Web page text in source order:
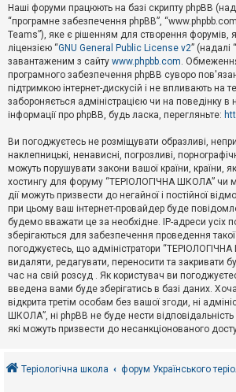
м
и
б
е
з
в
і
д
п
о
в
д
й
А
к
т
и
в
н
т
е
м
и
о
Наші форуми працюють на базі скрипту phpBB
“програмне забезпечення phpBB”,
Teams”), яке є рішенням для створення форумів,
ліцензією “GNU General Public License v2” (надалі
завантаженим з сайту www.phpbb.com. Обмеження
програмного забезпечення phpBB суворо
підтримкою інтернет-дискусій і не впливають на
забороняється адміністрацією чи на поведінку в
інформації про phpBB, будь ласка, перегляньте:
Ви погоджуєтесь не розміщувати образливі,
наклепницькі, ненависні, погрозливі,
можуть порушувати закони вашої країни, країни,
хостингу для форуму “ТЕРІОЛОГІЧНА ШКОЛА” чи
дії можуть призвести до негайної і постійної
при цьому ваш інтернет-провайдер буде
будемо вважати це за необхідне. IP-адреси усіх
зберігаються для забезпечення проведення такої
погоджуєтесь, що адміністратори
видаляти, редагувати, переносити та закривати
час на свій розсуд . Як користувач ви
введена вами буде зберігатись в базі даних.
відкрита третім особам без вашої згоди, ні
ШКОЛА”, ні phpBB не буде нести відповідальність
які можуть призвести до несанкціонованого
Теріологічна школа форум Українського